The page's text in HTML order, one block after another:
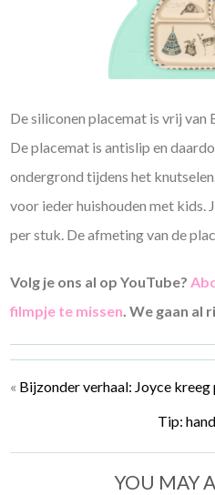
De siliconen placemat is vrij van
De placemat is antislip en
ondergrond tijdens het
voor ieder huishouden met kids.
per stuk. De afmeting van de
Volg je ons al op YouTube?
filmpje te missen. We gaan al
« Bijzonder verhaal: Joyce
Tip:
YOU MAY